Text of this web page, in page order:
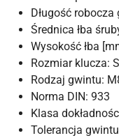
Długość
Średnica łba
Wysokość łba
Rozmiar klucza:
Rodzaj gwintu:
Norma DIN: 933
Klasa
Tolerancja